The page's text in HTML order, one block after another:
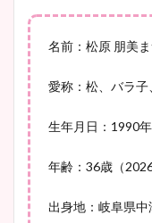
名前：松原 朋美
愛称：松、バラ子
生年月日：1990
年齢：36歳（
出身地：岐阜県中